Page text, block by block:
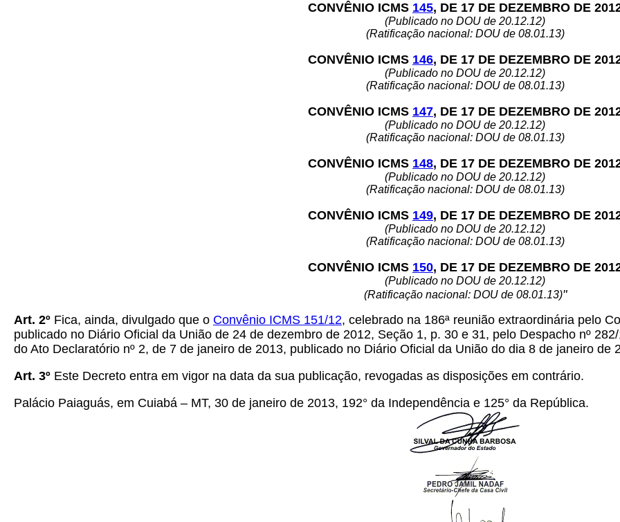
CONVÊNIO ICMS 145, DE 17 DE DEZEMBRO DE
(Publicado no DOU de 20.12.12)
(Ratificação nacional: DOU de 08.01.13)
CONVÊNIO ICMS 146, DE 17 DE DEZEMBRO DE
(Publicado no DOU de 20.12.12)
(Ratificação nacional: DOU de 08.01.13)
CONVÊNIO ICMS 147, DE 17 DE DEZEMBRO DE
(Publicado no DOU de 20.12.12)
(Ratificação nacional: DOU de 08.01.13)
CONVÊNIO ICMS 148, DE 17 DE DEZEMBRO DE
(Publicado no DOU de 20.12.12)
(Ratificação nacional: DOU de 08.01.13)
CONVÊNIO ICMS 149, DE 17 DE DEZEMBRO DE
(Publicado no DOU de 20.12.12)
(Ratificação nacional: DOU de 08.01.13)
CONVÊNIO ICMS 150, DE 17 DE DEZEMBRO DE
(Publicado no DOU de 20.12.12)
(Ratificação nacional: DOU de 08.01.13)"
Art. 2º Fica, ainda, divulgado que o Convênio ICMS 151/12, celebrado na 186ª reunião extraordinária pelo
publicado no Diário Oficial da União de 24 de dezembro de 2012, Seção 1, p. 30 e 31, pelo Despacho nº
do Ato Declaratório nº 2, de 7 de janeiro de 2013, publicado no Diário Oficial da União do dia 8 de janeiro de
Art. 3º Este Decreto entra em vigor na data da sua publicação, revogadas as disposições em contrário.
Palácio Paiaguás, em Cuiabá – MT, 30 de janeiro de 2013, 192° da Independência e 125° da República.